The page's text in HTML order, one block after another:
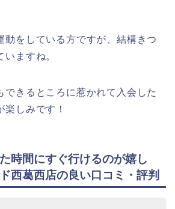
動をしている方ですが、結構きつ
ますね。
できるところに惹かれて入会した
しみです！
時間にすぐ行けるのが嬉し
西葛西店の良い口コミ・評判